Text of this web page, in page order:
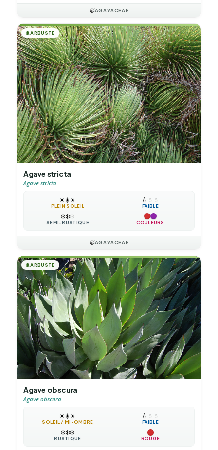
🍃AGAVACEAE
🌲ARBUSTE
Agave stricta
Agave stricta
☀️☀️☀️
PLEIN SOLEIL
💧 💧 💧
FAIBLE
❄️❄️❄️
SEMI-RUSTIQUE COULEURS
🍃AGAVACEAE
🌲ARBUSTE
Agave obscura
Agave obscura
☀️☀️☀️
SOLEIL / MI-OMBRE
💧 💧 💧
FAIBLE
❄️❄️❄️
RUSTIQUE ROUGE